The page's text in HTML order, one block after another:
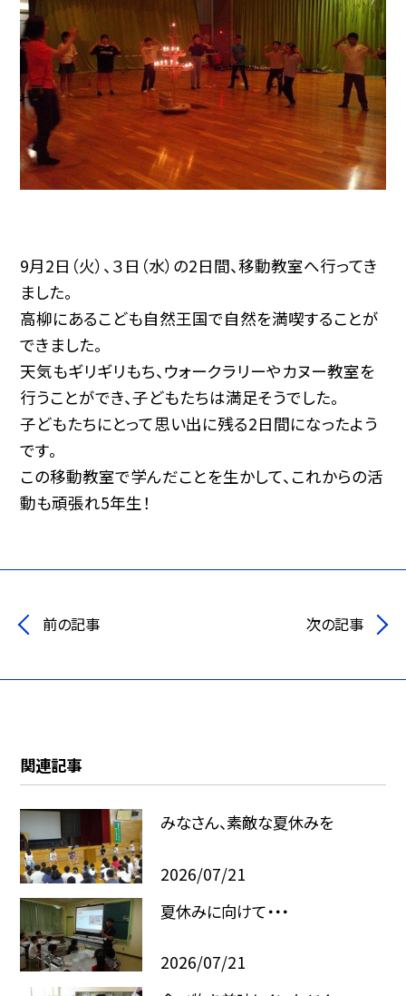
9月2日（火）、３日（水）の2日間、移動教室へ行ってき
ました。
高柳にあるこども自然王国で自然を満喫することが
できました。
天気もギリギリもち、ウォークラリーやカヌー教室を
行うことができ、子どもたちは満足そうでした。
子どもたちにとって思い出に残る2日間になったよう
です。
この移動教室で学んだことを生かして、これからの活
動も頑張れ5年生！
前の記事 次の記事
関連記事
みなさん、素敵な夏休みを
2026/07/21
夏休みに向けて・・・
2026/07/21